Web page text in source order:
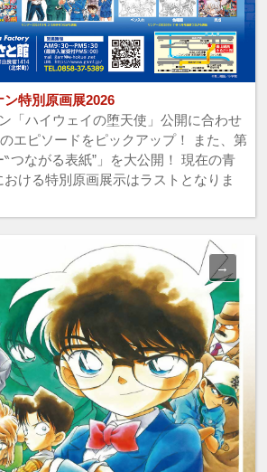
特別原画展2026
「ハイウェイの堕天使」公開に合わせ
エピソードをピックアップ！ また、第
つながる表紙”」を大公開！ 現在の青
ける特別原画展示はラストとなりま